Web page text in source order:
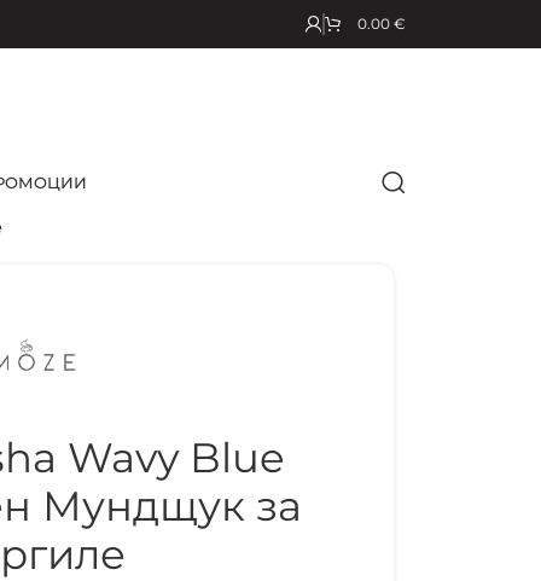
0.00 €
Wavy Blue
Мундщук за